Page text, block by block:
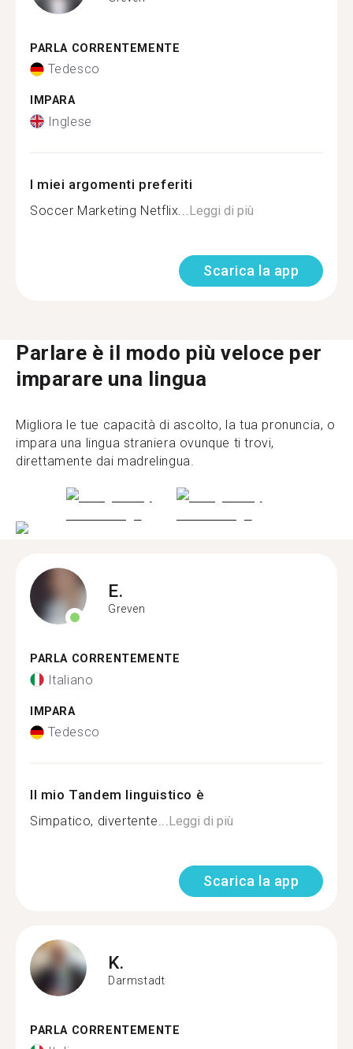
PARLA CORRENTEMENTE
Tedesco
IMPARA
Inglese
I miei argomenti preferiti
Soccer Marketing Netflix... Leggi di più
Scarica la app
Parlare è il modo più veloce per
imparare una lingua
Migliora le tue capacità di ascolto, la tua pronuncia, o
impara una lingua straniera ovunque ti trovi,
direttamente dai madrelingua.
E.
Greven
PARLA CORRENTEMENTE
Italiano
IMPARA
Tedesco
Il mio Tandem linguistico è
Simpatico, divertente...Leggi di più
Scarica la app
K.
Darmstadt
PARLA CORRENTEMENTE